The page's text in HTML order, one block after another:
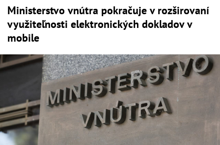
Ministerstvo vnútra pokračuje v rozširovaní
využiteľnosti elektronických dokladov v
mobile